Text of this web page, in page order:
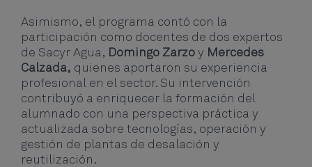
Asimismo, el programa contó con la
participación como docentes de dos expertos
de Sacyr Agua, Domingo Zarzo y Mercedes
Calzada, quienes aportaron su experiencia
profesional en el sector. Su intervención
contribuyó a enriquecer la formación del
alumnado con una perspectiva práctica y
actualizada sobre tecnologías, operación y
gestión de plantas de desalación y
reutilización.